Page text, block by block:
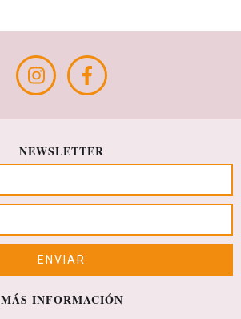
NEWSLETTER
MÁS INFORMACIÓN